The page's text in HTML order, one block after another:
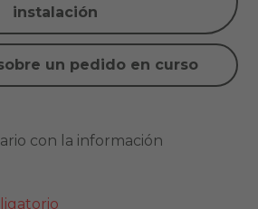
instalación
un pedido en curso
con la información